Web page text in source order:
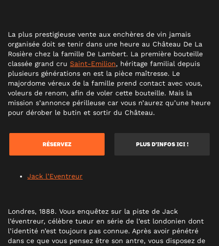
La plus prestigieuse vente aux enchères de vin jamais
organisée doit se tenir dans une heure au Château De La
Rosière chez la famille De Lambert. La première bouteille
classée grand cru Saint-Emilion, héritage familial depuis
plusieurs générations en est la pièce maîtresse. Le
majordome véreux de la famille prend contact avec vous,
voleurs de renom, afin de voler cette bouteille. Mais la
mission s’annonce périlleuse car vous n’aurez qu’une heure
pour dérober le butin et sortir du Château.
RÉSERVEZ PLUS D’INFOS ICI !
Jack l’Eventreur
Londres, 1888. Vous enquêtez sur la piste de Jack
l’éventreur, célèbre tueur en série de l’est londonien dont
l’identité n’est toujours pas connue. Après avoir pénétré
dans ce que vous pensez être son antre, vous disposez de